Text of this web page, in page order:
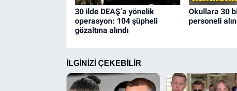
30 ilde DEAŞ’a yönelik
operasyon: 104 şüpheli
gözaltına alındı
Okullara 30
personeli